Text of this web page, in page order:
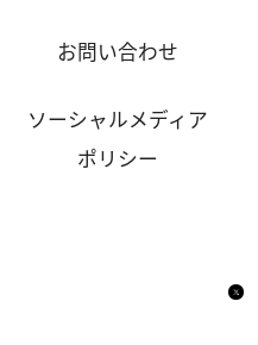
お問い合わせ
ソーシャルメディア
ポリシー